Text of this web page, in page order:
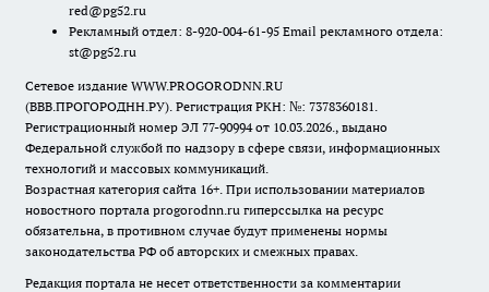
red@pg52.ru
Рекламный отдел: 8-920-004-61-95 Email рекламного отдела:
st@pg52.ru
Сетевое издание WWW.PROGORODNN.RU
(ВВВ.ПРОГОРОДНН.РУ). Регистрация РКН: №: 7378360181.
Регистрационный номер ЭЛ 77-90994 от 10.03.2026., выдано
Федеральной службой по надзору в сфере связи, информационных
технологий и массовых коммуникаций.
Возрастная категория сайта 16+. При использовании материалов
новостного портала progorodnn.ru гиперссылка на ресурс
обязательна, в противном случае будут применены нормы
законодательства РФ об авторских и смежных правах.
Редакция портала не несет ответственности за комментарии